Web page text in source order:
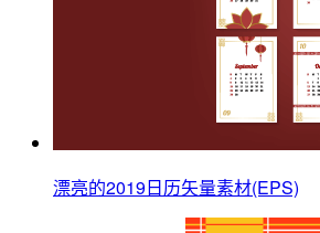
漂亮的2019日历矢量素材(EPS)